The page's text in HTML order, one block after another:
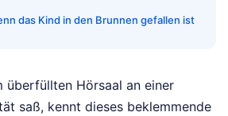
das Kind in den Brunnen gefallen ist
überfüllten Hörsaal an einer
saß, kennt dieses beklemmende